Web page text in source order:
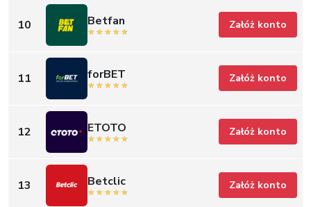
10 Betfan Załóż konto
11 forBET Załóż konto
12 ETOTO Załóż konto
13 Betclic Załóż konto